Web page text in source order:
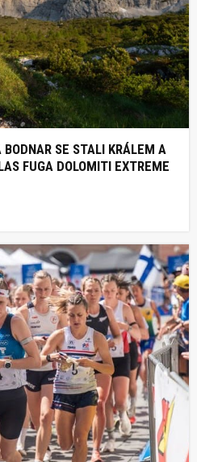
SE STALI KRÁLEM A
FUGA DOLOMITI EXTREME